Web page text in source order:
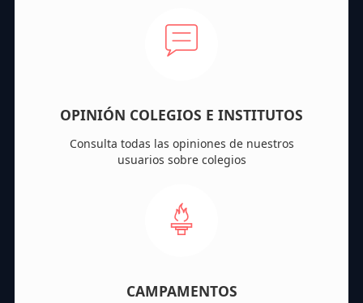
OPINIÓN COLEGIOS E INSTITUTOS
Consulta todas las opiniones de nuestros
usuarios sobre colegios
CAMPAMENTOS